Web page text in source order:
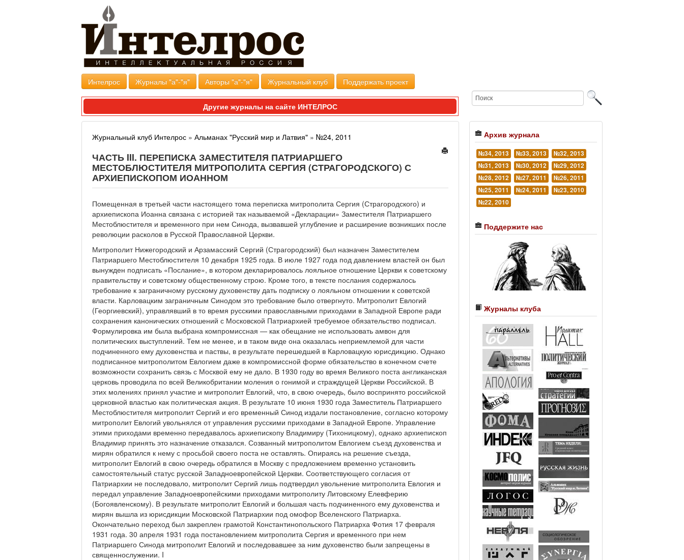
Интелрос Журналы "а"-"я" Авторы "а"-"я" Журнальный клуб Поддержать проект
Другие журналы на сайте ИНТЕЛРОС
Журнальный клуб Интелрос » Альманах "Русский мир и Латвия" » №24, 2011
ЧАСТЬ III. ПЕРЕПИСКА ЗАМЕСТИТЕЛЯ ПАТРИАРШЕГО
МЕСТОБЛЮСТИТЕЛЯ МИТРОПОЛИТА СЕРГИЯ (СТРАГОРОДСКОГО) С
АРХИЕПИСКОПОМ ИОАННОМ
Помещенная в третьей части настоящего тома переписка митрополита Сергия (Страгородского) и
архиепископа Иоанна связана с историей так называемой «Декларации» Заместителя Патриаршего
Местоблюстителя и временного при нем Синода, вызвавшей углубление и расширение возникших после
революции расколов в Русской Православной Церкви.
Митрополит Нижегородский и Арзамасский Сергий (Страгородский) был назначен Заместителем
Патриаршего Местоблюстителя 10 декабря 1925 года. В июле 1927 года под давлением властей он был
вынужден подписать «Послание», в котором декларировалось лояльное отношение Церкви к советскому
правительству и советскому общественному строю. Кроме того, в тексте послания содержалось
требование к заграничному русскому духовенству дать подписку о лояльном отношении к советской
власти. Карловацким заграничным Синодом это требование было отвергнуто. Митрополит Евлогий
(Георгиевский), управлявший в то время русскими православными приходами в Западной Европе ради
сохранения канонических отношений с Московской Патриархией требуемое обязательство подписал.
Формулировка им была выбрана компромиссная — как обещание не использовать амвон для
политических выступлений. Тем не менее, и в таком виде она оказалась неприемлемой для части
подчиненного ему духовенства и паствы, в результате перешедшей в Карловацкую юрисдикцию. Однако
подписанное митрополитом Евлогием даже в компромиссной форме обязательство в конечном счете
возможности сохранить связь с Москвой ему не дало. В 1930 году во время Великого поста англиканская
церковь проводила по всей Великобритании моления о гонимой и страждущей Церкви Российской. В
этих молениях принял участие и митрополит Евлогий, что, в свою очередь, было воспринято российской
церковной властью как политическая акция. В результате 10 июня 1930 года Заместитель Патриаршего
Местоблюстителя митрополит Сергий и его временный Синод издали постановление, согласно которому
митрополит Евлогий увольнялся от управления русскими приходами в Западной Европе. Управление
этими приходами временно передавалось архиепископу Владимиру (Тихоницкому), однако архиепископ
Владимир принять это назначение отказался. Созванный митрополитом Евлогием съезд духовенства и
мирян обратился к нему с просьбой своего поста не оставлять. Опираясь на решение съезда,
митрополит Евлогий в свою очередь обратился в Москву с предложением временно установить
самостоятельный статус русской Западноевропейской Церкви. Соответствующего согласия от
Патриархии не последовало, митрополит Сергий лишь подтвердил увольнение митрополита Евлогия и
передал управление Западноевропейскими приходами митрополиту Литовскому Елевферию
(Богоявленскому). В результате митрополит Евлогий и большая часть подчиненного ему духовенства и
мирян вышла из юрисдикции Московской Патриархии под омофор Вселенского Патриарха.
Окончательно переход был закреплен грамотой Константинопольского Патриарха Фотия 17 февраля
1931 года. 30 апреля 1931 года постановлением митрополита Сергия и временного при нем
Патриаршего Синода митрополит Евлогий и последовавшее за ним духовенство были запрещены в
священнослужении. I
Архив журнала
№34, 2013 №33, 2013
№32, 2013
№31, 2013
№30, 2012
№29, 2012
№28, 2012
№27, 2011
№26, 2011
№25, 2011
№24, 2011
№23, 2010
№22, 2010
Поддержите нас
Журналы клуба